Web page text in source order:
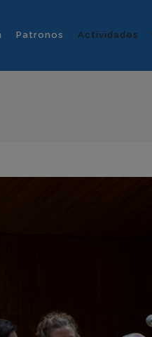
Patronos Actividades